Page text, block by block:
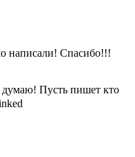
написали! Спасибо!!!
думаю! Пусть пишет кто